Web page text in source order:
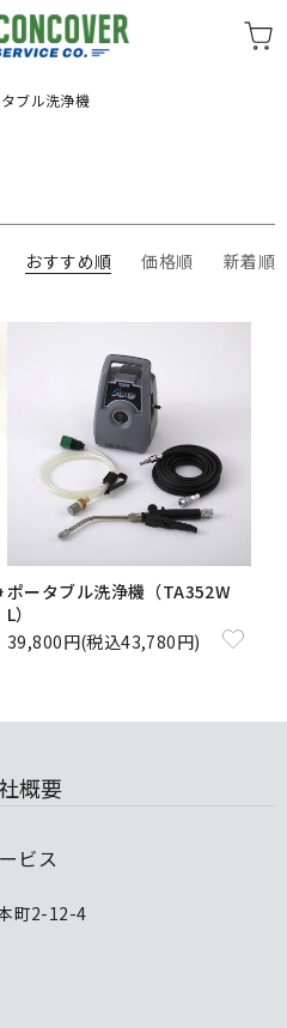
ブル洗浄機
おすすめ順 価格順 新着順
ポータブル洗浄機（TA352W
L）
39,800円(税込43,780円)
概要
ビス
町2-12-4